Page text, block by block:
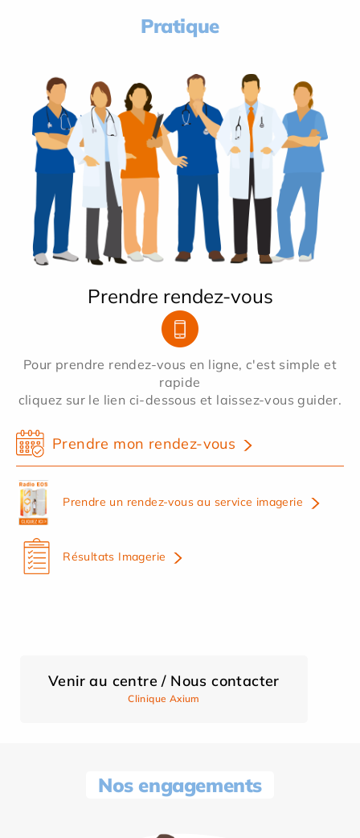
Pratique
Prendre rendez-vous
Pour prendre rendez-vous en ligne, c'est simple et
rapide
cliquez sur le lien ci-dessous et laissez-vous guider.
Prendre mon rendez-vous
Prendre un rendez-vous au service imagerie
Résultats Imagerie
Venir au centre / Nous contacter
Clinique Axium
Nos engagements